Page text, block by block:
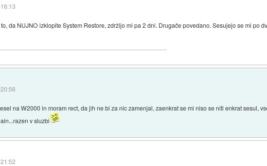
da NUJNO izklopite System Restore, zdržijo mi pa 2 dni. Drugače povedano. Sesujejo se mi po
na W2000 in moram rect, da jih ne bi za nic zamenjal, zaenkrat se mi niso se niti enkrat sesul,
v sluzbi